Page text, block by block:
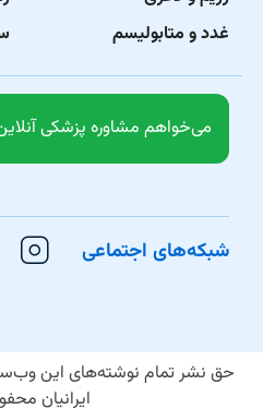
غدد و متابولیسم
می‌خواهم مشاوره پزشکی
شبکه‌های اجتماعی
حق نشر تمام نوشته‌های این
ایرانیان